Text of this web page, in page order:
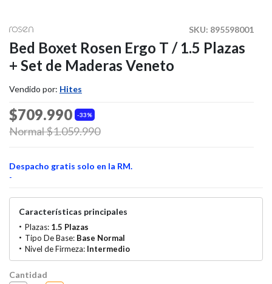
SKU: 895598001
Bed Boxet Rosen Ergo T / 1.5 Plazas
+ Set de Maderas Veneto
Vendido por: Hites
33%
$709.990
Price reduced from
Normal $1.059.990to
Despacho gratis solo en la RM.
-
Características principales
Plazas: 1.5 Plazas
Tipo De Base: Base Normal
Nivel de Firmeza: Intermedio
Cantidad